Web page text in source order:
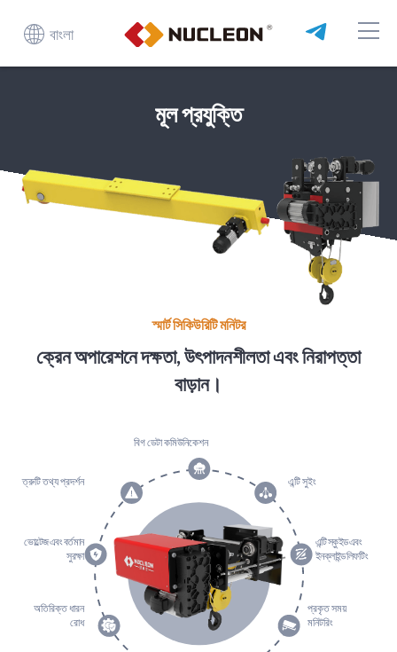
বাংলা
মূল প্রযুক্তি
স্মার্ট সিকিউরিটি মনিটর
ক্রেন অপারেশনে দক্ষতা, উৎপাদনশীলতা এবং নিরাপত্তা
বাড়ান।
বিগ ডেটা কমিউনিকেশন
এন্টি সুইং
এন্টি স্কুইড এবং
ইনক্লাইন্ড লিফটিং
প্রকৃত সময়
মনিটরিং
অতিরিক্ত ধারন
রোধ
ভোল্টেজ এবং বর্তমান
সুরক্ষা
ত্রুটি তথ্য প্রদর্শন